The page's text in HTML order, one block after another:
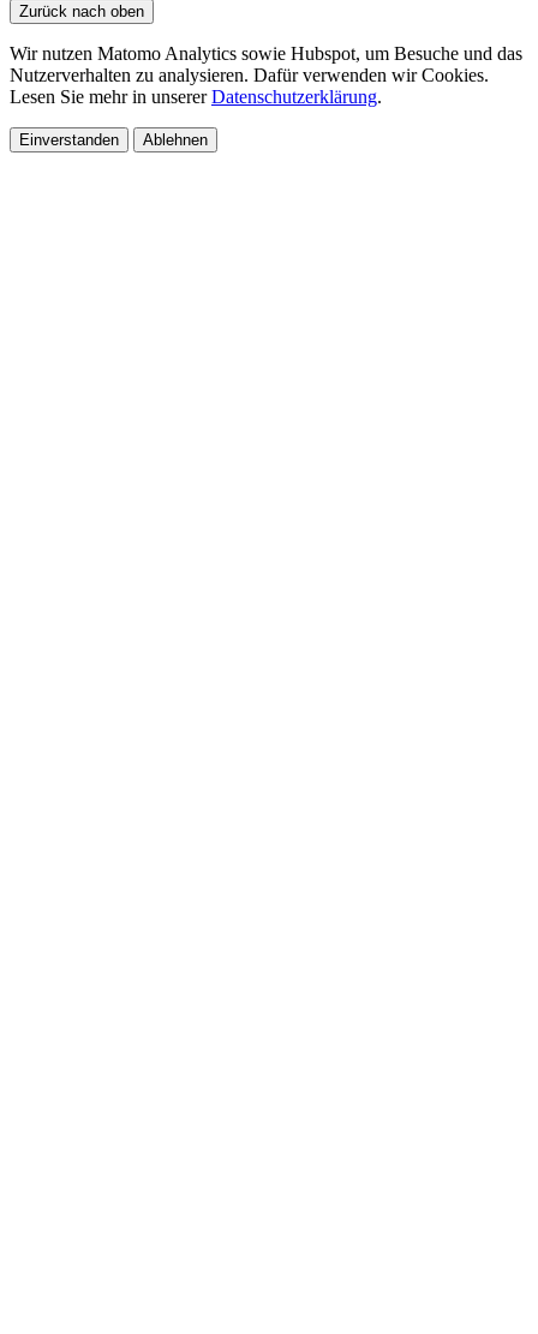
Zurück nach oben
Wir nutzen Matomo Analytics sowie Hubspot, um Besuche und das
Nutzerverhalten zu analysieren. Dafür verwenden wir Cookies.
Lesen Sie mehr in unsererDatenschutzerklärung.
Einverstanden Ablehnen